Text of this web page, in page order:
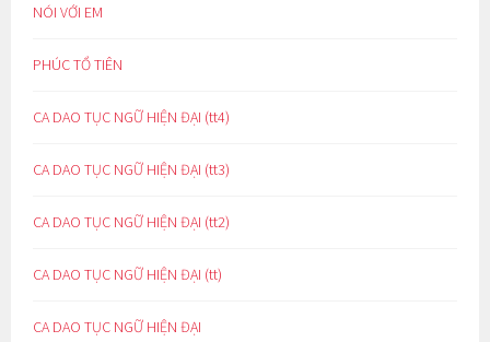
NÓI VỚI EM
PHÚC TỔ TIÊN
CA DAO TỤC NGỮ HIỆN ĐẠI (tt4)
CA DAO TỤC NGỮ HIỆN ĐẠI (tt3)
CA DAO TỤC NGỮ HIỆN ĐẠI (tt2)
CA DAO TỤC NGỮ HIỆN ĐẠI (tt)
CA DAO TỤC NGỮ HIỆN ĐẠI